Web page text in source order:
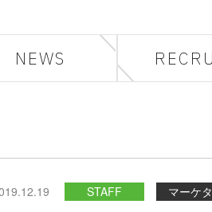
NEWS
STAFF マーケ